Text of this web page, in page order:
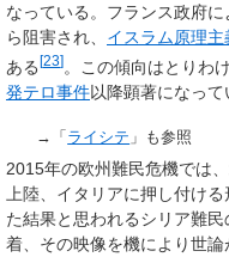
なっている。フランス政府
ら阻害され、 イスラム原理主
ある[23]。この傾向はとりわけ
発テロ事件以降顕著になって
→「 ライシテ 」も参照
2015年の欧州難民危機では
上陸、イタリアに押し付け
た結果と思われるシリア難
着、その映像を機により世